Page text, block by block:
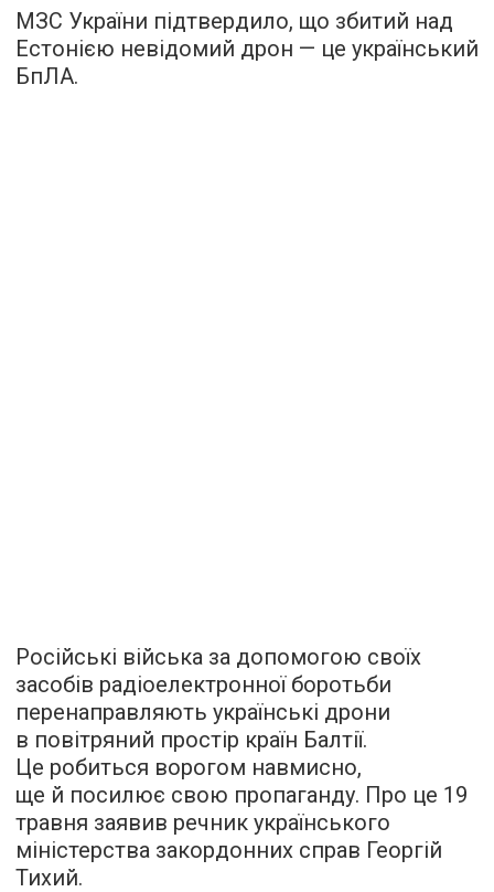
МЗС України підтвердило, що збитий над
Естонією невідомий дрон — це український
БпЛА.
Російські війська за допомогою своїх
засобів радіоелектронної боротьби
перенаправляють українські дрони
в повітряний простір країн Балтії.
Це робиться ворогом навмисно,
ще й посилює свою пропаганду. Про це 19
травня заявив речник українського
міністерства закордонних справ Георгій
Тихий.